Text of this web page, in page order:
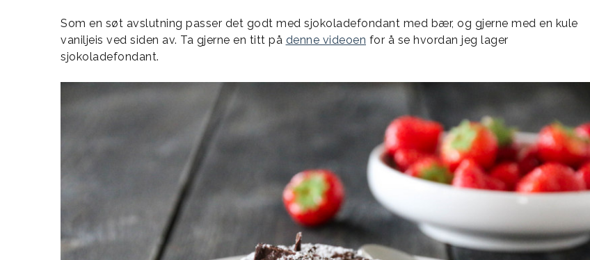
Som en søt avslutning passer det godt med sjokoladefondant med bær, og gjerne med en kule
vaniljeis ved siden av. Ta gjerne en titt på denne videoen for å se hvordan jeg lager
sjokoladefondant.